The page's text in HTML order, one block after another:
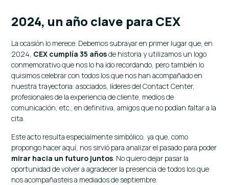
2024, un año clave para CEX
La ocasión lo merece. Debemos subrayar en primer lugar que, en
2024, CEX cumplía 35 añosde historia y utilizamos un logo
conmemorativo que nos lo ha ido recordando, pero también lo
quisimos celebrar con todos los que nos han acompañado en
nuestra trayectoria: asociados, líderes del Contact Center,
profesionales de la experiencia de cliente, medios de
comunicación, etc.; en definitiva, amigos que no podían faltar a la
cita.
Este acto resulta especialmente simbólico, ya que, como
propongo hacer aquí, nos sirvió para analizar el pasado para poder
mirar hacia un futuro juntos . No quiero dejar pasar la
oportunidad de volver a agradecer la presencia de todos los que
nos acompañasteis a mediados de septiembre.